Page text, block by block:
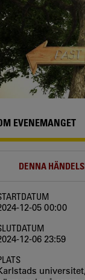
EVENEMANGET
DENNA
12-05 00:00
12-06 23:59